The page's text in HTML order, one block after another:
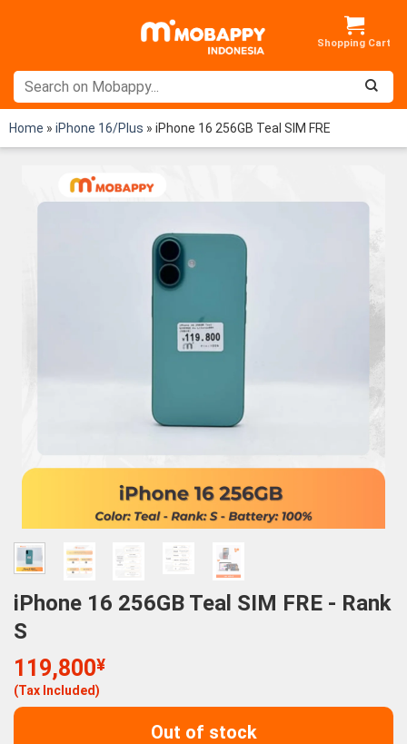
Home » iPhone 16/Plus » iPhone 16 256GB Teal SIM FRE
iPhone 16 256GB Teal SIM FRE - Rank
S
119,800¥
(Tax Included)
Out of stock